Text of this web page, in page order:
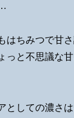
はちみつで甘
っと不思議な
としての濃さは